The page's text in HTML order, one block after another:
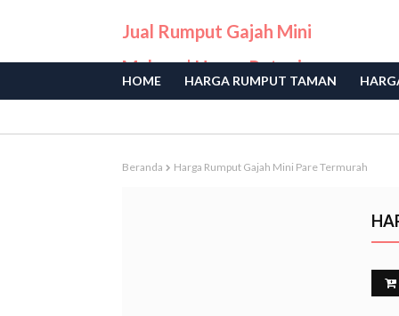
Jual Rumput Gajah Mini
Malang | Harga Petani
Langsung
HOME HARGA RUMPUT TAMAN
Beranda Harga Rumput Gajah Mini Pare Termurah